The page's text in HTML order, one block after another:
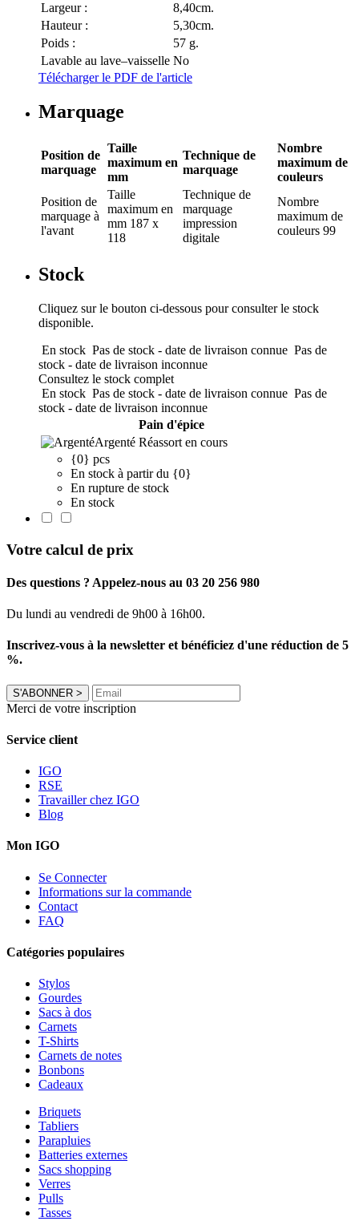
Largeur :
8,40cm.
Hauteur :
5,30cm.
Poids :
57 g.
Lavable au lave–vaisselle No
Télécharger le PDF de l'article
Marquage
Position de
marquage
Taille
maximum en
mm
Technique de
marquage
Nombre
maximum de
couleurs
Position de
marquage à
l'avant
Taille
maximum en
mm 187 x
118
Technique de
marquage
impression
digitale
Nombre
maximum de
couleurs 99
Stock
Cliquez sur le bouton ci-dessous pour consulter le stock
disponible.
En stock Pas de stock - date de livraison connue Pas de
stock - date de livraison inconnue
Consultez le stock complet
En stock Pas de stock - date de livraison connue Pas de
stock - date de livraison inconnue
Pain d'épice
Argenté Réassort en cours
{0} pcs
En stock à partir du {0}
En rupture de stock
En stock
Votre calcul de prix
Des questions ? Appelez-nous au 03 20 256 980
Du lundi au vendredi de 9h00 à 16h00.
Inscrivez-vous à la newsletter et bénéficiez d'une réduction de 5
%.
S'ABONNER >
Merci de votre inscription
Service client
IGO
RSE
Travailler chez IGO
Blog
Mon IGO
Se Connecter
Informations sur la commande
Contact
FAQ
Catégories populaires
Stylos
Gourdes
Sacs à dos
Carnets
T-Shirts
Carnets de notes
Bonbons
Cadeaux
Briquets
Tabliers
Parapluies
Batteries externes
Sacs shopping
Verres
Pulls
Tasses